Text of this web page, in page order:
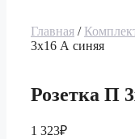
Главная /
3х16 А синяя
Розетка П
1 323₽